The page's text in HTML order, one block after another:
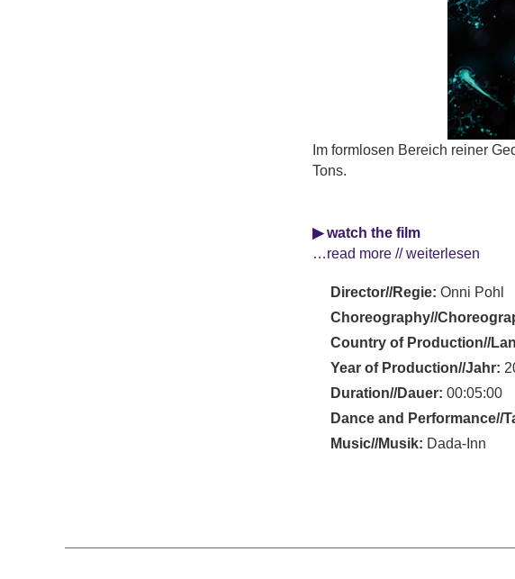
Im formlosen Bereich reiner
Tons.
▶ watch the film
…read more // weiterlesen
Director//Regie: Onni Pohl
Choreography//
Country of Production//
Year of Production//Jahr:
Duration//Dauer: 00:05:00
Dance and Performance//
Music//Musik: Dada-Inn